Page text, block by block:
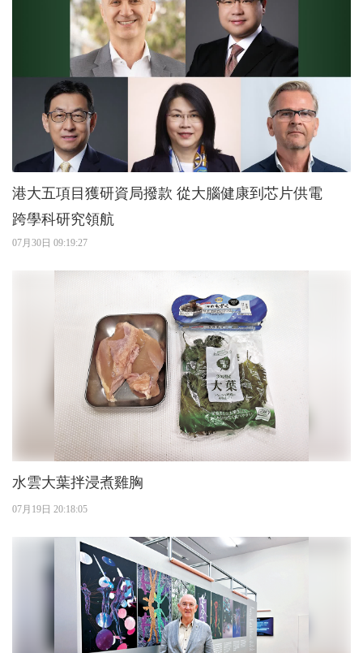
港大五項目獲研資局撥款 從大腦健康到芯片供電
跨學科研究領航
07月30日 09:19:27
水雲大葉拌浸煮雞胸
07月19日 20:18:05